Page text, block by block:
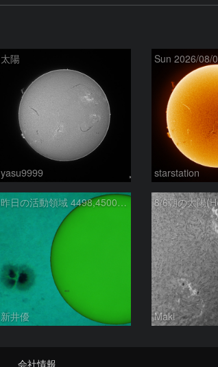
太陽
yasu9999
Sun 2026/08/
starstation
昨日の活動領域 4498,4500：2026/08/05
新井優 Maki
会社情報